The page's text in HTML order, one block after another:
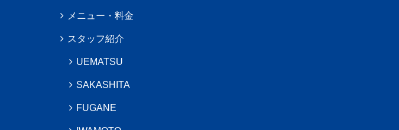
メニュー・料金
スタッフ紹介
UEMATSU
SAKASHITA
FUGANE